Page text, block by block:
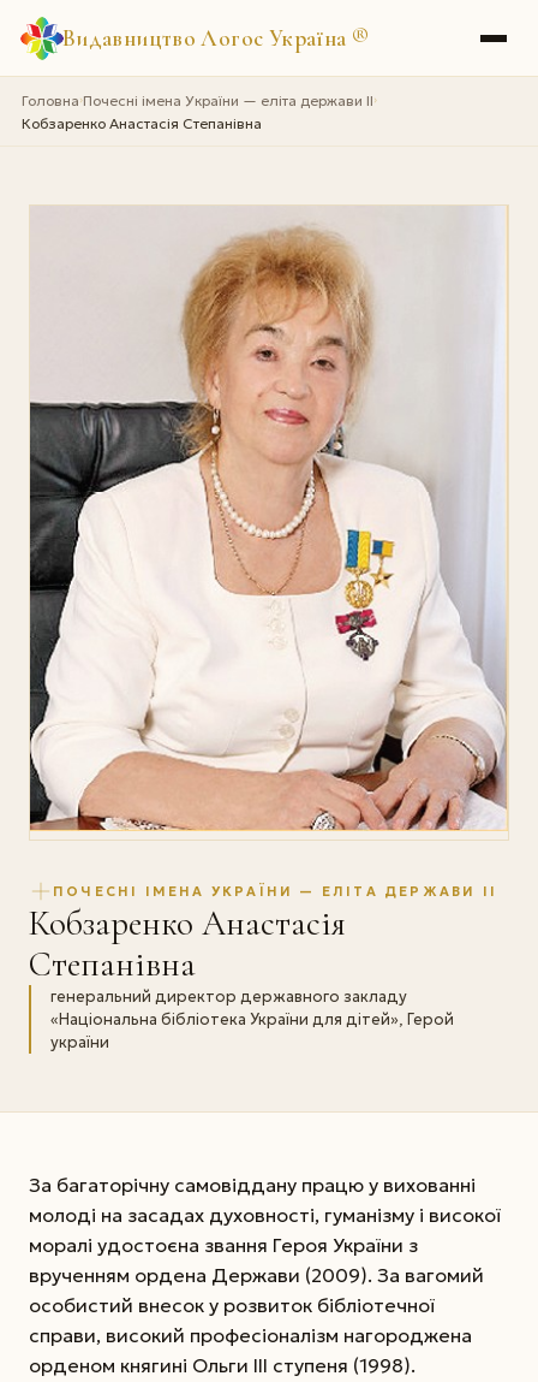
Видавництво Логос Україна ®
Головна›Почесні імена України — еліта держави II›
Кобзаренко Анастасія Степанівна
ПОЧЕСНІ ІМЕНА УКРАЇНИ — ЕЛІТА ДЕРЖАВИ II
Кобзаренко Анастасія
Степанівна
генеральний директор державного закладу
«Національна бібліотека України для дітей», Герой
україни
За багаторічну самовіддану працю у вихованні
молоді на засадах духовності, гуманізму і високої
моралі удостоєна звання Героя України з
врученням ордена Держави (2009). За вагомий
особистий внесок у розвиток бібліотечної
справи, високий професіоналізм нагороджена
орденом княгині Ольги III ступеня (1998).